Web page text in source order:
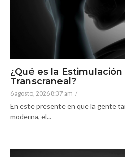
¿Qué es la
Transcraneal?
6 agosto, 2026 8:37 am /
En este presente en que la gente
moderna, el...